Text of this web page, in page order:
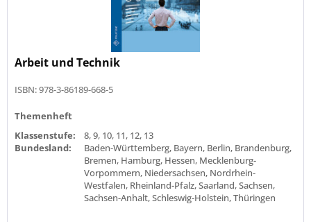
Arbeit und Technik
ISBN: 978-3-86189-668-5
Themenheft
Klassenstufe:
8, 9, 10, 11, 12, 13
Bundesland:
Baden-Württemberg, Bayern, Berlin, Brandenburg,
Bremen, Hamburg, Hessen, Mecklenburg-
Vorpommern, Niedersachsen, Nordrhein-
Westfalen, Rheinland-Pfalz, Saarland, Sachsen,
Sachsen-Anhalt, Schleswig-Holstein, Thüringen